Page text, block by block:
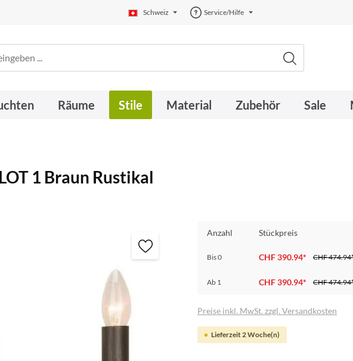
Schweiz Service/Hilfe
Räume Stile Material Zubehör Sale
1 Braun Rustikal
Anzahl Stückpreis
Bis0 CHF 390.94* CHF
Ab 1 CHF 390.94* CHF
Preise inkl. MwSt. zzgl. Versandkosten
Lieferzeit 2 Woche(n)